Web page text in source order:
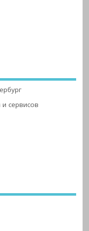
сервисов